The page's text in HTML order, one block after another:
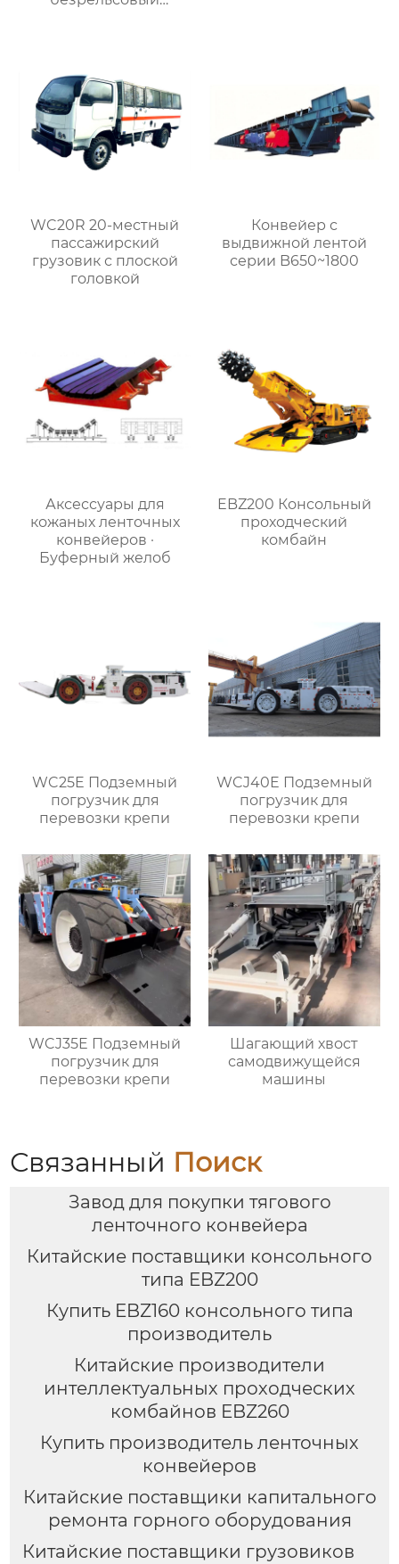
WC20R 20-местный
пассажирский
грузовик с плоской
головкой
Конвейер с
выдвижной лентой
серии B650~1800
Аксессуары для
кожаных ленточных
конвейеров ·
Буферный желоб
EBZ200 Консольный
проходческий
комбайн
WC25E Подземный
погрузчик для
перевозки крепи
WCJ40E Подземный
погрузчик для
перевозки крепи
WCJ35E Подземный
погрузчик для
перевозки крепи
Шагающий хвост
самодвижущейся
машины
Связанный Поиск
Завод для покупки тягового
ленточного конвейера
Китайские поставщики консольного
типа EBZ200
Купить EBZ160 консольного типа
производитель
Китайские производители
интеллектуальных проходческих
комбайнов EBZ260
Купить производитель ленточных
конвейеров
Китайские поставщики капитального
ремонта горного оборудования
Китайские поставщики грузовиков